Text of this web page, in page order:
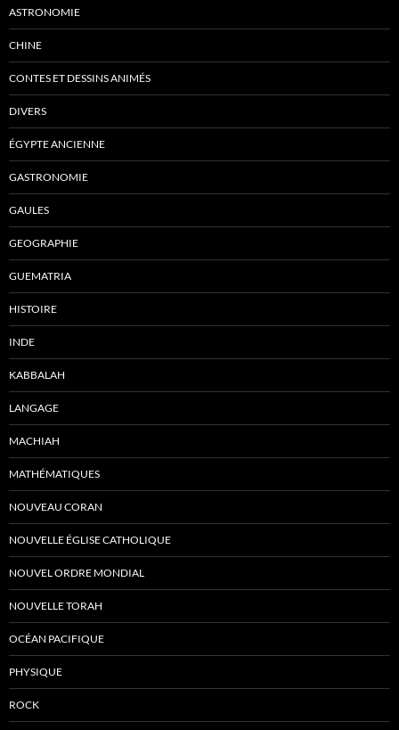
ASTRONOMIE
CHINE
CONTES ET DESSINS ANIMÉS
DIVERS
ÉGYPTE ANCIENNE
GASTRONOMIE
GAULES
GEOGRAPHIE
GUEMATRIA
HISTOIRE
INDE
KABBALAH
LANGAGE
MACHIAH
MATHÉMATIQUES
NOUVEAU CORAN
NOUVELLE ÉGLISE CATHOLIQUE
NOUVEL ORDRE MONDIAL
NOUVELLE TORAH
OCÉAN PACIFIQUE
PHYSIQUE
ROCK